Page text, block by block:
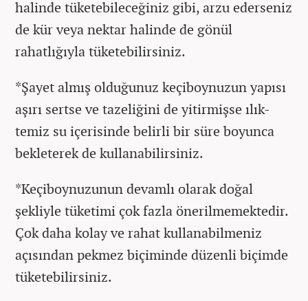
halinde tüketebileceğiniz gibi, arzu ederseniz
de kür veya nektar halinde de gönül
rahatlığıyla tüketebilirsiniz.
*Şayet almış olduğunuz keçiboynuzun yapısı
aşırı sertse ve tazeliğini de yitirmişse ılık-
temiz su içerisinde belirli bir süre boyunca
bekleterek de kullanabilirsiniz.
*Keçiboynuzunun devamlı olarak doğal
şekliyle tüketimi çok fazla önerilmemektedir.
Çok daha kolay ve rahat kullanabilmeniz
açısından pekmez biçiminde düzenli biçimde
tüketebilirsiniz.